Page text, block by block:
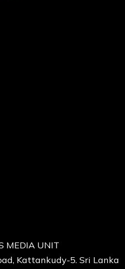
MEDIA UNIT
Kattankudy-5. Sri Lanka